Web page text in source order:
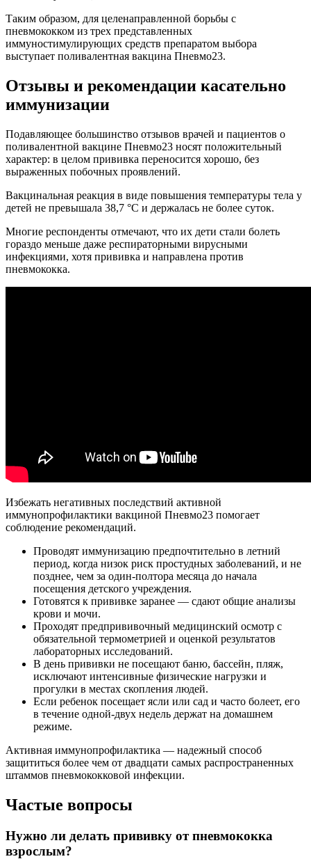
Таким образом, для целенаправленной борьбы с
пневмококком из трех представленных
иммуностимулирующих средств препаратом выбора
выступает поливалентная вакцина Пневмо23.
Отзывы и рекомендации касательно
иммунизации
Подавляющее большинство отзывов врачей и пациентов о
поливалентной вакцине Пневмо23 носят положительный
характер: в целом прививка переносится хорошо, без
выраженных побочных проявлений.
Вакцинальная реакция в виде повышения температуры тела у
детей не превышала 38,7 °С и держалась не более суток.
Многие респонденты отмечают, что их дети стали болеть
гораздо меньше даже респираторными вирусными
инфекциями, хотя прививка и направлена против
пневмококка.
Избежать негативных последствий активной
иммунопрофилактики вакциной Пневмо23 помогает
соблюдение рекомендаций.
Проводят иммунизацию предпочтительно в летний
период, когда низок риск простудных заболеваний, и не
позднее, чем за один-полтора месяца до начала
посещения детского учреждения.
Готовятся к прививке заранее — сдают общие анализы
крови и мочи.
Проходят предпрививочный медицинский осмотр с
обязательной термометрией и оценкой результатов
лабораторных исследований.
В день прививки не посещают баню, бассейн, пляж,
исключают интенсивные физические нагрузки и
прогулки в местах скопления людей.
Если ребенок посещает ясли или сад и часто болеет, его
в течение одной-двух недель держат на домашнем
режиме.
Активная иммунопрофилактика — надежный способ
защититься более чем от двадцати самых распространенных
штаммов пневмококковой инфекции.
Частые вопросы
Нужно ли делать прививку от пневмококка
взрослым?